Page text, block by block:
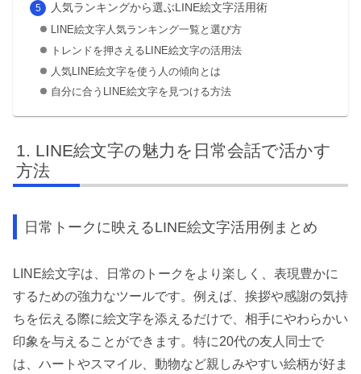
人気ランキングから選ぶLINE絵文字活用術
LINE絵文字人気ランキング一覧と選び方
トレンドを押さえるLINE絵文字の活用法
人気LINE絵文字を使う人の傾向とは
自分に合うLINE絵文字を見つける方法
LINE絵文字の魅力を日常会話で活かす
方法
日常トークに映えるLINE絵文字活用例まとめ
LINE絵文字は、日常のトークをより楽しく、表現豊かに
するための強力なツールです。例えば、挨拶や感謝の気持
ちを伝える際に絵文字を添えるだけで、相手にやわらかい
印象を与えることができます。特に20代の友人同士で
は、ハートやスマイル、動物など親しみやすい絵柄が好ま